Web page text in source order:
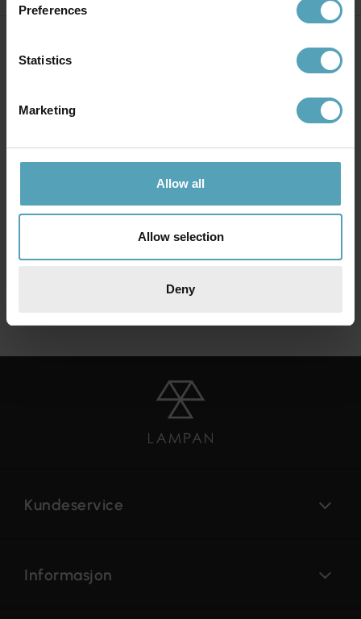
Preferences
Statistics
Marketing
Allow all
Allow selection
Deny
3-6 virkedager (lagervarer)
365 DAGERS ÅPENT KJØP
Returner hvis du ikke er
fornøyd med kjøpet
Kundeservice
Informasjon